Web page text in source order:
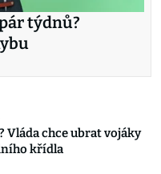
týdnů?
Vláda chce ubrat vojáky
křídla